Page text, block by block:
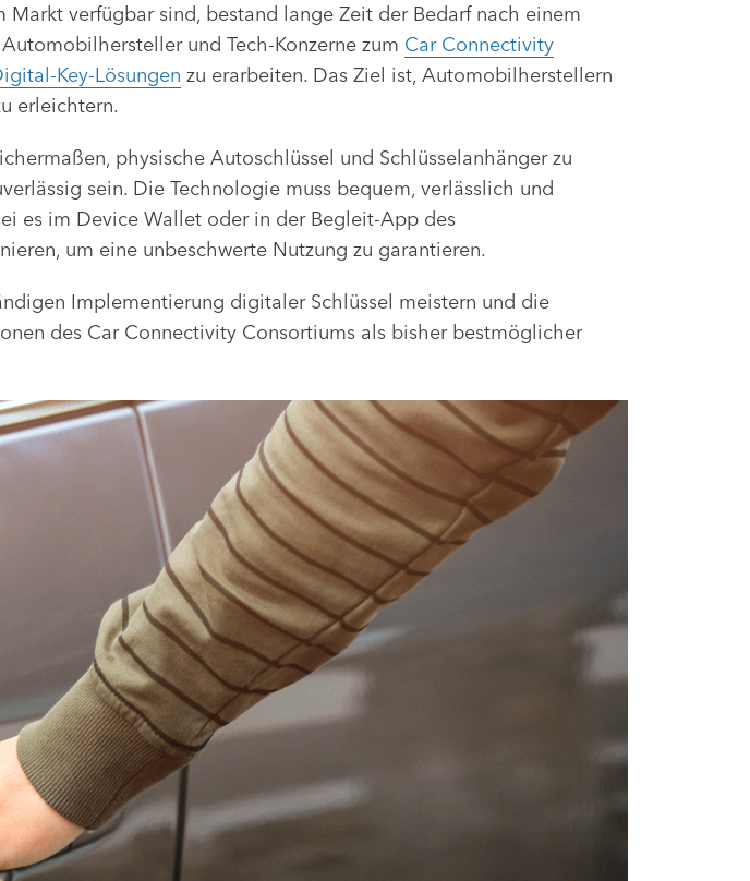
verfügbar sind, bestand lange Zeit der Bedarf nach einem
und Tech-Konzerne zum Car Connectivity
Key-Lösungen zu erarbeiten. Das Ziel ist, Automobilherstellern
erleichtern.
physische Autoschlüssel und Schlüsselanhänger zu
sein. Die Technologie muss bequem, verlässlich und
es im Device Wallet oder in der Begleit-App des
um eine unbeschwerte Nutzung zu garantieren.
Implementierung digitaler Schlüssel meistern und die
des Car Connectivity Consortiums als bisher bestmöglicher